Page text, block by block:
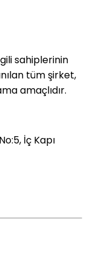
sahiplerinin
tüm şirket,
amaçlıdır.
İç Kapı